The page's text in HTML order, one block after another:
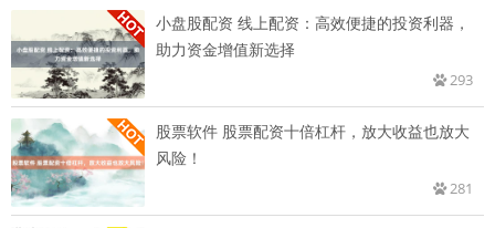
小盘股配资 线上配资：高效便捷的投资利器，
助力资金增值新选择
293
股票软件 股票配资十倍杠杆，放大收益也放大
风险！
281